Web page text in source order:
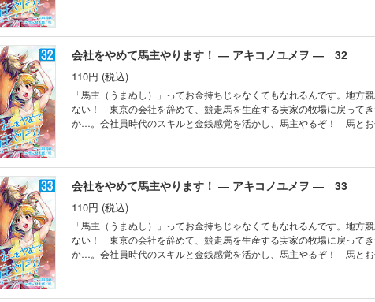
会社をやめて馬主やります！ ― アキコノユメヲ ― 32
110円 (税込)
「馬主（うまぬし）」ってお金持ちじゃなくてもなれるんです。地方
ない！ 東京の会社を辞めて、競走馬を生産する実家の牧場に戻って
か…。会社員時代のスキルと金銭感覚を活かし、馬主やるぞ！ 馬と
会社をやめて馬主やります！ ― アキコノユメヲ ― 33
110円 (税込)
「馬主（うまぬし）」ってお金持ちじゃなくてもなれるんです。地方
ない！ 東京の会社を辞めて、競走馬を生産する実家の牧場に戻って
か…。会社員時代のスキルと金銭感覚を活かし、馬主やるぞ！ 馬と